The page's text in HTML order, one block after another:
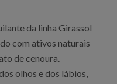
da linha Girassol
com ativos naturais
de cenoura.
olhos e dos lábios,